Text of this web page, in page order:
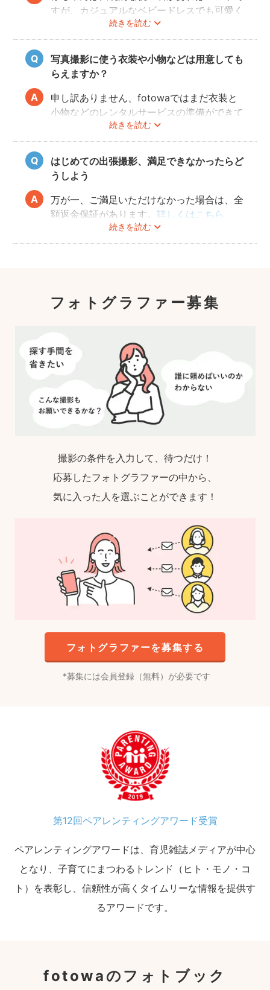
続きを読む
すが、カジュアルなベビードレスでも可愛く
写すことができます。またご両親も着物を着
ると雰囲気が出ますが、洋服でもおしゃれな
写真に仕上がります。
写真撮影に使う衣装や小物などは用意しても
らえますか？
続きを読む
申し訳ありません、fotowaではまだ衣装と
小物などのレンタルサービスの準備ができて
おりませんので、お客様ご自身にご用意をお
願いしております。
はじめての出張撮影、満足できなかったらど
うしよう
続きを読む
万が一、ご満足いただけなかった場合は、全
額返金保証があります。詳しくはこちら
フォトグラファー募集
撮影の条件を入力して、待つだけ！
応募したフォトグラファーの中から、
気に入った人を選ぶことができます！
フォトグラファーを募集する
募集には会員登録（無料）が必要です
第12回ペアレンティングアワード受賞
ペアレンティングアワードは、育児雑誌メディアが中心
となり、子育てにまつわるトレンド（ヒト・モノ・コ
ト）を表彰し、信頼性が高くタイムリーな情報を提供す
るアワードです。
fotowaのフォトブック